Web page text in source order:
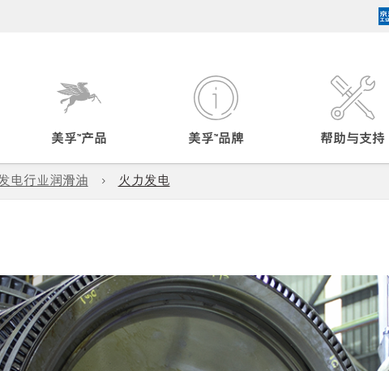
美孚™产品 美孚™品牌 帮助与支持
电行业润滑油 火力发电